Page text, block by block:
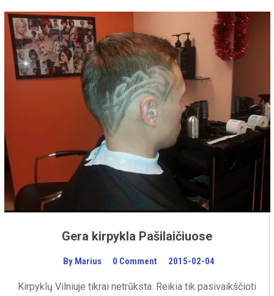
Gera kirpykla Pašilaičiuose
By Marius 0 Comment 2015-02-04
Kirpyklų Vilniuje tikrai netrūksta. Reikia tik pasivaikščioti